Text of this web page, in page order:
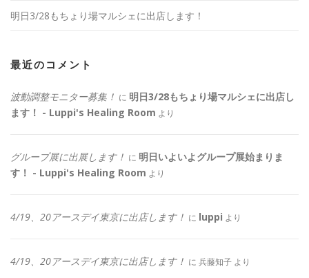
明日3/28もちょり場マルシェに出店します！
最近のコメント
波動調整モニター募集！ に 明日3/28もちょり場マルシェに出店し
ます！ - Luppi's Healing Room より
グループ展に出展します！ に 明日いよいよグループ展始まりま
す！ - Luppi's Healing Room より
4/19、20アースデイ東京に出店します！ に luppi より
4/19、20アースデイ東京に出店します！ に 兵藤知子 より